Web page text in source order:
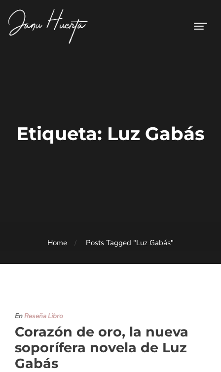
Etiqueta: Luz Gabás
Home Posts Tagged "Luz Gabás"
EnReseña Libro
Corazón de oro, la nueva
soporífera novela de Luz
Gabás